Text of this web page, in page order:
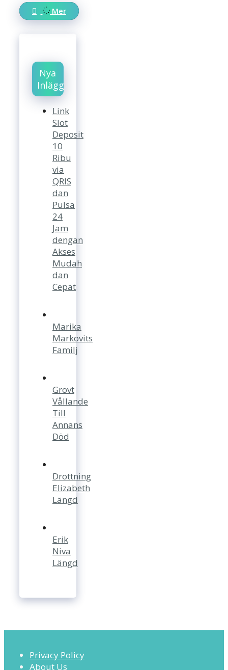
Mer
Nya
Inlägg
Link
Slot
Deposit
10
Ribu
via
QRIS
dan
Pulsa
24
Jam
dengan
Akses
Mudah
dan
Cepat
Marika
Markovits
Familj
Grovt
Vållande
Till
Annans
Död
Drottning
Elizabeth
Längd
Erik
Niva
Längd
Privacy Policy
About Us